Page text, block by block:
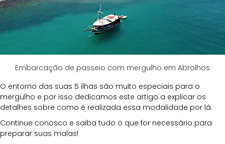
Embarcação de passeio com mergulho em Abrolhos
O entorno das suas 5 ilhas são muito especiais para o
mergulho e por isso dedicamos este artigo a explicar os
detalhes sobre como é realizada essa modalidade por lá.
Continue conosco e saiba tudo o que for necessário para
preparar suas malas!